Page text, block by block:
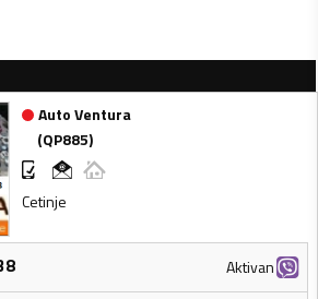
Auto Ventura
(QP885)
Cetinje
Aktivan